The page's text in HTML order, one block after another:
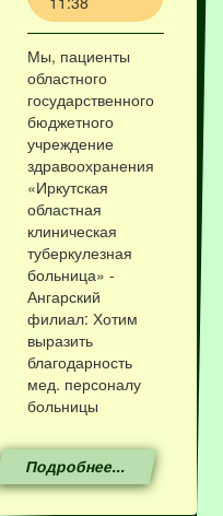
Мы, пациенты
областного
государственного
бюджетного
учреждение
здравоохранения
«Иркутская
областная
клиническая
туберкулезная
больница» -
Ангарский
филиал: Хотим
выразить
благодарность
мед. персоналу
больницы
Подробнее...